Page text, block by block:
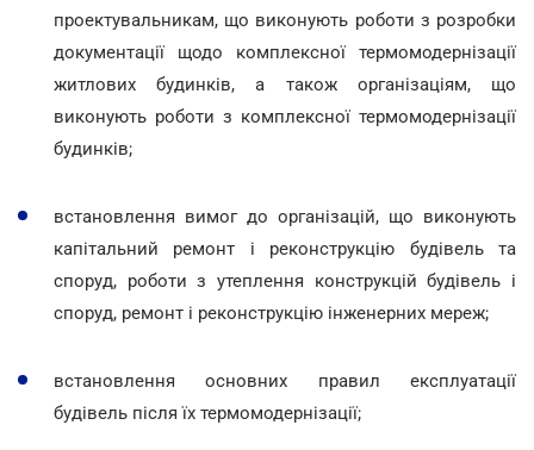
проектувальникам, що виконують роботи з розробки
документації щодо комплексної термомодернізації
житлових будинків, а також організаціям, що
виконують роботи з комплексної термомодернізації
будинків;
встановлення вимог до організацій, що виконують
капітальний ремонт і реконструкцію будівель та
споруд, роботи з утеплення конструкцій будівель і
споруд, ремонт і реконструкцію інженерних мереж;
встановлення основних правил експлуатації
будівель після їх термомодернізації;